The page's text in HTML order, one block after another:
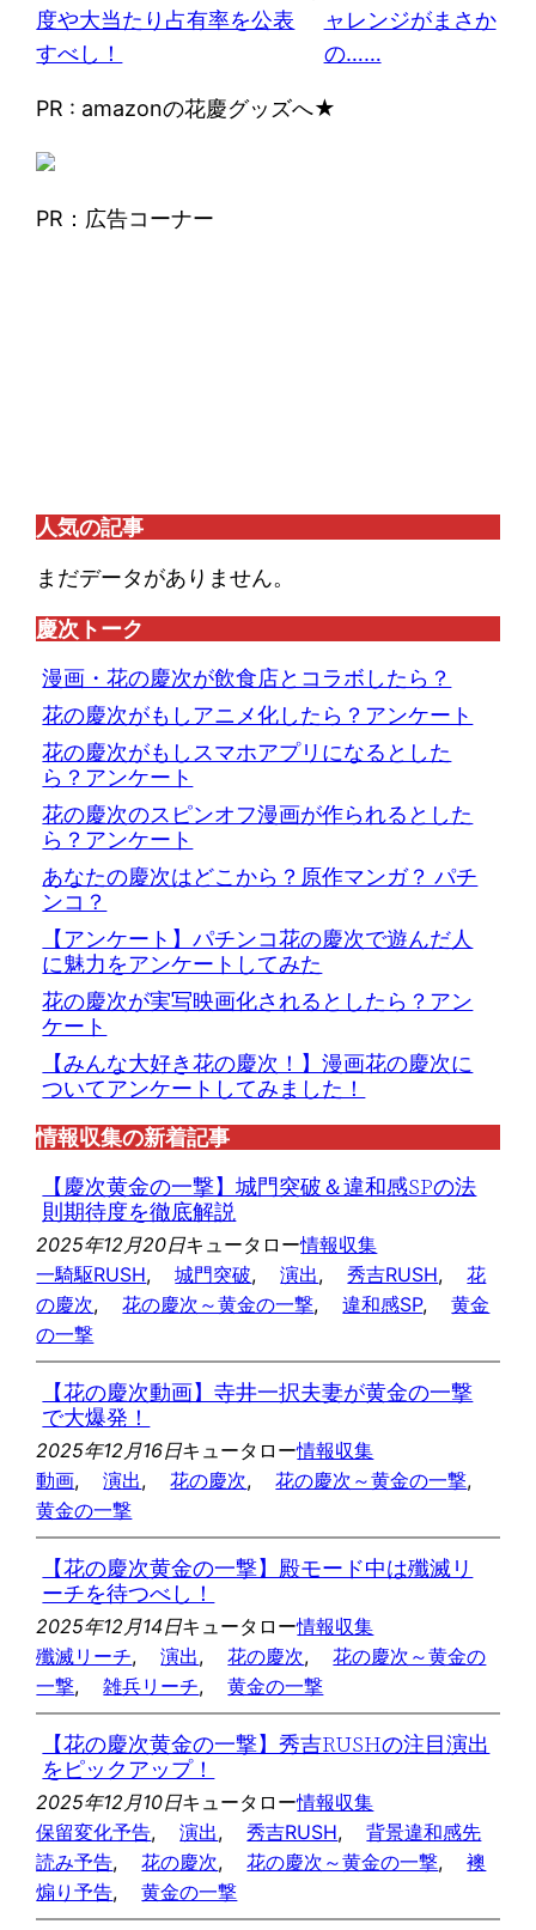
度や大当たり占有率を公表
すべし！
ャレンジがまさか
の……
PR : amazonの花慶グッズへ★
PR：広告コーナー
人気の記事
まだデータがありません。
慶次トーク
漫画・花の慶次が飲食店とコラボしたら？
花の慶次がもしアニメ化したら？アンケート
花の慶次がもしスマホアプリになるとした
ら？アンケート
花の慶次のスピンオフ漫画が作られるとした
ら？アンケート
あなたの慶次はどこから？原作マンガ？ パチ
ンコ？
【アンケート】パチンコ花の慶次で遊んだ人
に魅力をアンケートしてみた
花の慶次が実写映画化されるとしたら？アン
ケート
【みんな大好き花の慶次！】漫画花の慶次に
ついてアンケートしてみました！
情報収集の新着記事
【慶次黄金の一撃】城門突破＆違和感SPの法
則期待度を徹底解説
2025年12月20日キュータロー情報収集
一騎駆RUSH, 城門突破, 演出, 秀吉RUSH,
花
の慶次, 花の慶次～黄金の一撃, 違和感SP,
黄金
の一撃
【花の慶次動画】寺井一択夫妻が黄金の一撃
で大爆発！
2025年12月16日キュータロー情報収集
動画, 演出, 花の慶次, 花の慶次～黄金の一撃
黄金の一撃
【花の慶次黄金の一撃】殿モード中は殲滅リ
ーチを待つべし！
2025年12月14日キュータロー情報収集
殲滅リーチ, 演出, 花の慶次,
花の慶次～黄金の
一撃, 雑兵リーチ, 黄金の一撃
【花の慶次黄金の一撃】秀吉RUSHの注目演出
をピックアップ！
2025年12月10日キュータロー情報収集
保留変化予告, 演出, 秀吉RUSH,
背景違和感先
読み予告, 花の慶次, 花の慶次～黄金の一撃,
襖
煽り予告, 黄金の一撃